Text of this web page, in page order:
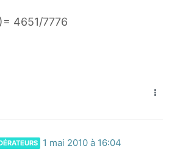
)= 4651/7776
1 mai 2010 à 16:04